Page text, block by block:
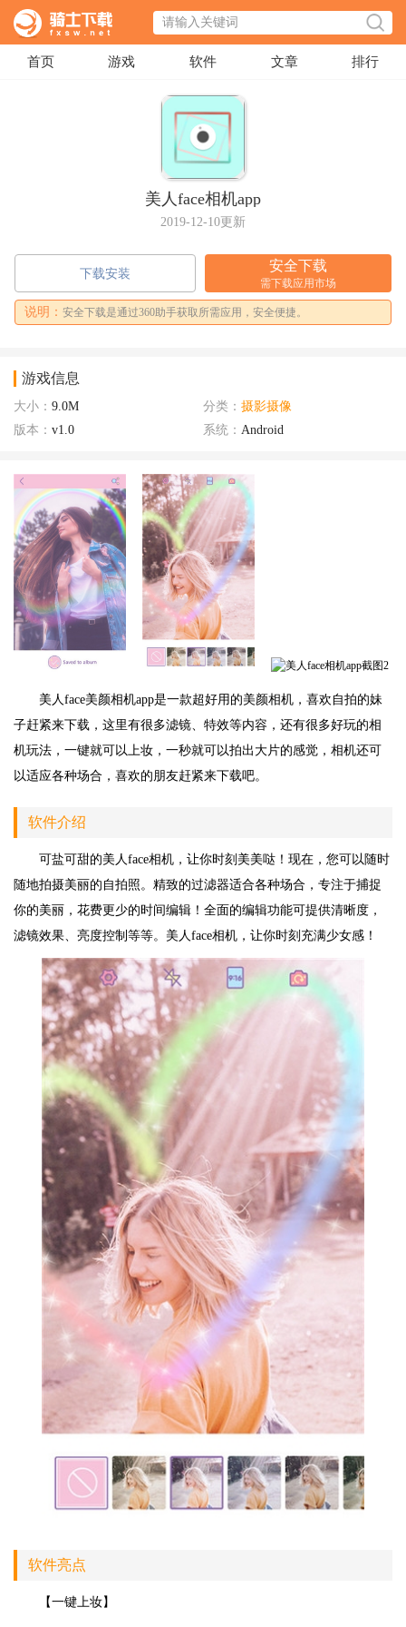
首页 游戏 软件 文章 排行
美人face相机app
2019-12-10更新
下载安装
安全下载
需下载应用市场
说明： 安全下载是通过360助手获取所需应用，安全便捷。
游戏信息
大小： 9.0M 分类： 摄影摄像
版本： v1.0 系统： Android
美人face美颜相机app是一款超好用的美颜相机，喜欢自拍的妹
子赶紧来下载，这里有很多滤镜、特效等内容，还有很多好玩的相
机玩法，一键就可以上妆，一秒就可以拍出大片的感觉，相机还可
以适应各种场合，喜欢的朋友赶紧来下载吧。
软件介绍
可盐可甜的美人face相机，让你时刻美美哒！现在，您可以随时
随地拍摄美丽的自拍照。精致的过滤器适合各种场合，专注于捕捉
你的美丽，花费更少的时间编辑！全面的编辑功能可提供清晰度，
滤镜效果、亮度控制等等。美人face相机，让你时刻充满少女感！
软件亮点
【一键上妆】